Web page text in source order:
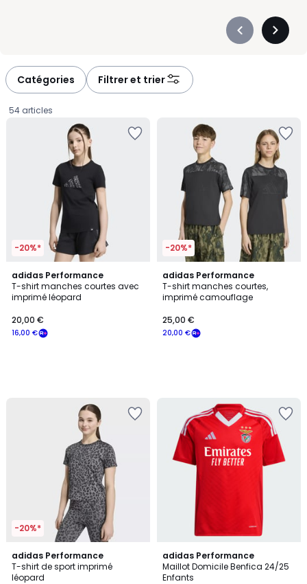
Précédent
Catégories Filtrer et trier
54 articles
-20%*
adidas Performance
T-shirt manches courtes avec
imprimé léopard
€
souscrivez
16,00 €
20,00 €
-20%*
adidas Performance
T-shirt manches courtes,
imprimé camouflage
20,00 €
25,00 €
-20%*
adidas Performance
T-shirt de sport imprimé
léopard
adidas Performance
Maillot Domicile Benfica 24/25
Enfants
4,9
/ 5